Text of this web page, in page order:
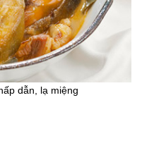
dẫn, lạ miệng